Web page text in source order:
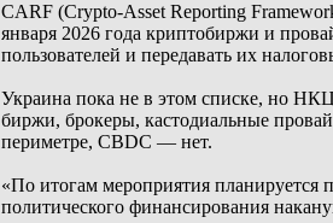
CARF (Crypto-Asset Reporting
января 2026 года криптобиржи и
пользователей и передавать их
Украина пока не в этом списке, но
биржи, брокеры, кастодиальные
периметре, CBDC — нет.
«По итогам мероприятия планируется
политического финансирования